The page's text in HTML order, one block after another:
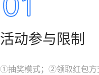
活动参与限制
①抽奖模式；②领取红包